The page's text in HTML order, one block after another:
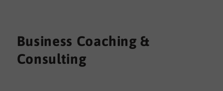
Business Coaching &
Consulting